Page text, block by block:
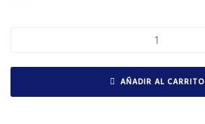
AÑADIR AL CARRITO